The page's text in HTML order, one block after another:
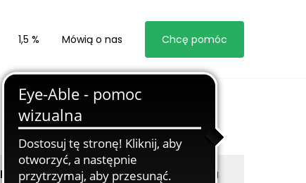
1,5 % Mówią o nas Chcę pomóc
Byli z nami Zgłoś marzyciela